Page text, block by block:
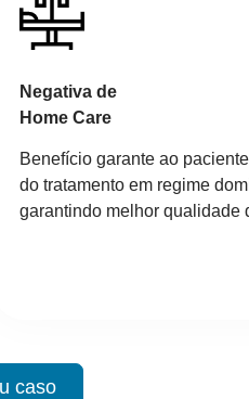
Negativa de
Home Care
Benefício garante ao
do tratamento em regime
garantindo melhor qualidade
caso